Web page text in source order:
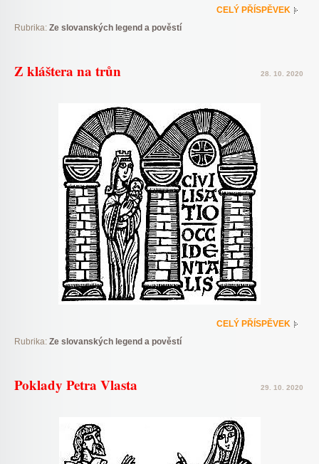
CELÝ PŘÍSPĚVEK
Rubrika: Ze slovanských legend a pověstí
Z kláštera na trůn 28. 10. 2020
CELÝ PŘÍSPĚVEK
Rubrika: Ze slovanských legend a pověstí
Poklady Petra Vlasta 29. 10. 2020